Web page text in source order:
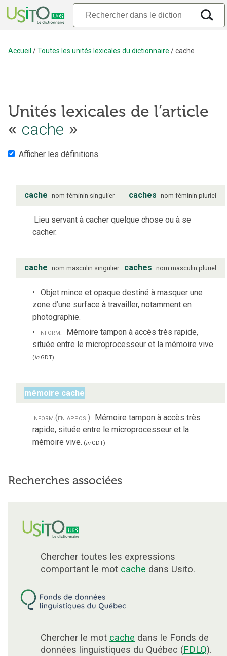
Accueil /Toutes les unités lexicales du dictionnaire /cache
Unités lexicales de l’article
« cache »
Afficher les définitions
cache nom féminin singulier caches nom féminin pluriel
Lieu servant à cacher quelque chose ou à se
cacher.
cache nom masculin singulier caches nom masculin pluriel
Objet mince et opaque destiné à masquer une
zone d’une surface à travailler, notamment en
photographie.
inform. Mémoire tampon à accès très rapide,
située entre le microprocesseur et la mémoire vive.
(inGDT)
mémoire cache
inform.(en appos.) Mémoire tampon à accès très
rapide, située entre le microprocesseur et la
mémoire vive. (inGDT)
Recherches associées
Chercher toutes les expressions
comportant le mot cache dans Usito.
Chercher le mot cache dans le Fonds de
données linguistiques du Québec (FDLQ).